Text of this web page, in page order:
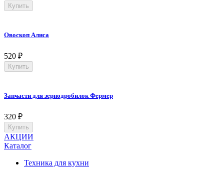
Купить
Овоскоп Алиса
520 ₽
Купить
Запчасти для зернодробилок Фермер
320 ₽
Купить
АКЦИИ
Каталог
Техника для кухни